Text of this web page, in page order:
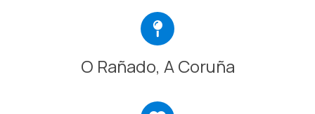
O Rañado, A Coruña